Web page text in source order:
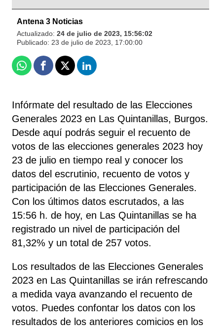
Antena 3 Noticias
Actualizado: 24 de julio de 2023, 15:56:02
Publicado: 23 de julio de 2023, 17:00:00
WhatsappFacebook
X Linkedin
Infórmate del resultado de las Elecciones
Generales 2023 en Las Quintanillas, Burgos.
Desde aquí podrás seguir el recuento de
votos de las elecciones generales 2023 hoy
23 de julio en tiempo real y conocer los
datos del escrutinio, recuento de votos y
participación de las Elecciones Generales.
Con los últimos datos escrutados, a las
15:56 h. de hoy, en Las Quintanillas se ha
registrado un nivel de participación del
81,32% y un total de 257 votos.
Los resultados de las Elecciones Generales
2023 en Las Quintanillas se irán refrescando
a medida vaya avanzando el recuento de
votos. Puedes confontar los datos con los
resultados de los anteriores comicios en los